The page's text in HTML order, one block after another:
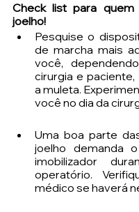
Check list para
joelho!
Pesquise o
de marcha mais
você,
cirurgia e
a muleta.
você no dia da
Uma boa parte
joelho demanda
imobilizador
operatório.
médico se haverá